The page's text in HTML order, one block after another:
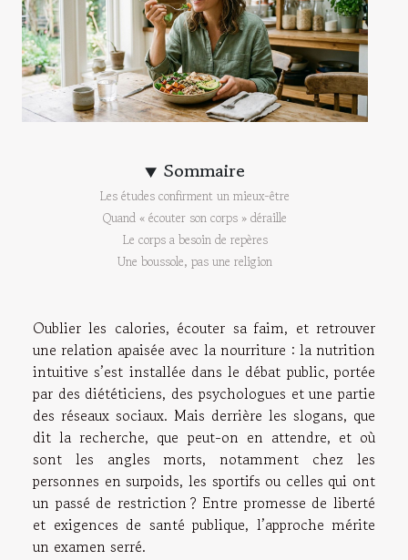
Sommaire
Les études confirment un mieux-être
Quand « écouter son corps » déraille
Le corps a besoin de repères
Une boussole, pas une religion
Oublier les calories, écouter sa faim, et retrouver
une relation apaisée avec la nourriture : la nutrition
intuitive s’est installée dans le débat public, portée
par des diététiciens, des psychologues et une partie
des réseaux sociaux. Mais derrière les slogans, que
dit la recherche, que peut-on en attendre, et où
sont les angles morts, notamment chez les
personnes en surpoids, les sportifs ou celles qui ont
un passé de restriction ? Entre promesse de liberté
et exigences de santé publique, l’approche mérite
un examen serré.